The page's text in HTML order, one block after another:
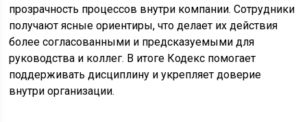
прозрачность процессов внутри компании. Сотрудники
получают ясные ориентиры, что делает их действия
более согласованными и предсказуемыми для
руководства и коллег. В итоге Кодекс помогает
поддерживать дисциплину и укрепляет доверие
внутри организации.